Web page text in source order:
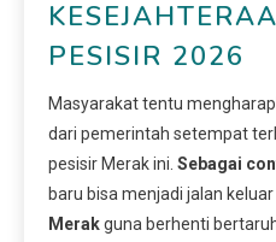
PESISIR 2026
Masyarakat tentu
dari pemerintah setempat
pesisir Merak ini. Sebagai
baru bisa menjadi jalan
Merakguna berhenti